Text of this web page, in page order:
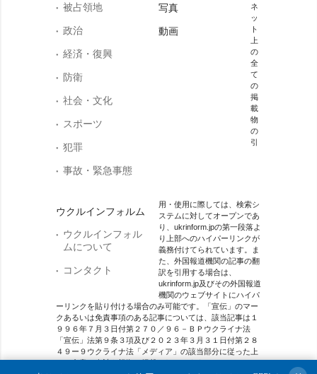
被占領地
政治
経済・復興
防衛
社会・文化
スポーツ
犯罪
事故・緊急事態
ウクルインフォルム
ウクルインフォル
ムについて
コンタクト
写真
動画
ネ
ッ
ト
上
の
全
て
の
掲
載
物
の
引
用・使用に際しては、検索シ
ステムに対してオープンであ
り、ukrinform.jpの第一段落よ
り上部へのハイパーリンクが
義務付けてられています。ま
た、外国報道機関の記事の翻
訳を引用する場合は、
ukrinform.jp及びその外国報道
機関のウェブサイトにハイパ
ーリンクを貼り付ける場合のみ可能です。「宣伝」のマー
クあるいは免責事項のある記事については、該当記事は１
９９６年７月３日付第２７０／９６－ＢＰウクライナ法
「宣伝」法第９条３項及び２０２３年３月３１日付第２８
４９ー９ウクライナ法「メディア」の該当部分に従った上
で、合意／会計を根拠に掲載されています。